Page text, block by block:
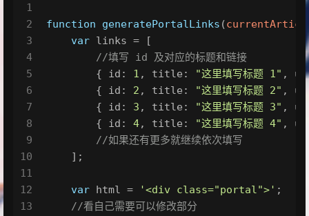
1
2
3
4
5
6
7
8
9
10
11
12
13
function generatePortalLinks (
var links = [
//填写 id 及对应的标题和链接
        {
id : 1 , title : "这里填写标题 1" ,
        {
id : 2 , title : "这里填写标题 2" ,
        {
id : 3 , title : "这里填写标题 3" ,
        {
id : 4, title : "这里填写标题 4" ,
//如果还有更多就继续依次填写
    ];
var html = '<div class="portal">' ;
//看自己需要可以修改部分